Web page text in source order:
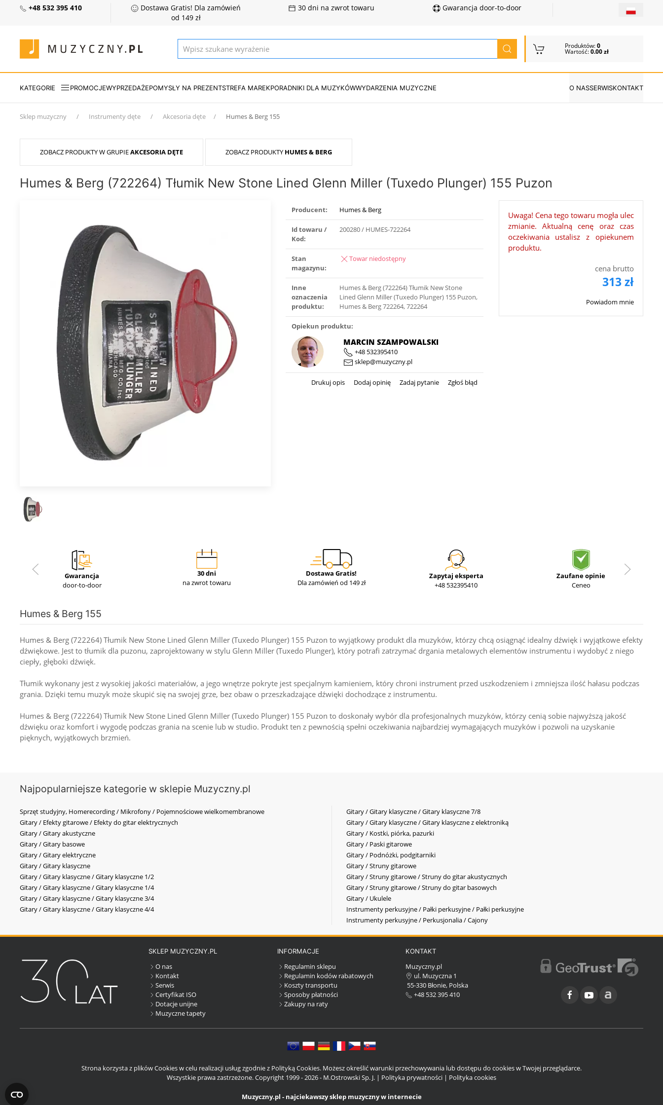
+48 532 395 410
Dostawa Gratis! Dla zamówień
od 149 zł
30 dni na zwrot towaru Gwarancja door-to-door
Produktów:0
Wartość:0.00 zł
KATEGORIE PROMOCJEWYPRZEDAŻEPOMYSŁY NA PREZENTSTREFA MAREKPORADNIKI DLA MUZYKÓWWYDARZENIA MUZYCZNE O NASSERWISKONTAKT
Sklep muzyczny Instrumenty dęte Akcesoria dęte Humes & Berg 155
ZOBACZ PRODUKTY W GRUPIEAKCESORIA DĘTE ZOBACZ PRODUKTY HUMES & BERG
Humes & Berg (722264) Tłumik New Stone Lined Glenn Miller (Tuxedo Plunger) 155 Puzon
Producent: Humes & Berg
Id towaru /
Kod:
200280 / HUMES-722264
Stan
magazynu:
Towar niedostępny
Inne
oznaczenia
produktu:
Humes & Berg (722264) Tłumik New Stone
Lined Glenn Miller (Tuxedo Plunger) 155 Puzon,
Humes & Berg 722264, 722264
Opiekun produktu:
MARCIN SZAMPOWALSKI
+48 532395410
sklep@muzyczny.pl
Drukuj opis Dodaj opinię Zadaj pytanie Zgłoś błąd
Uwaga! Cena tego towaru mogła ulec
zmianie. Aktualną cenę oraz czas
oczekiwania ustalisz z opiekunem
produktu.
cena brutto
313 zł
Powiadom mnie
Gwarancja
door-to-door
30 dni
na zwrot towaru
Dostawa Gratis!
Dla zamówień od 149 zł
Zapytaj eksperta
+48 532395410
Zaufane opinie
Ceneo
Humes & Berg 155
Humes & Berg (722264) Tłumik New Stone Lined Glenn Miller (Tuxedo Plunger) 155 Puzon to wyjątkowy produkt dla muzyków, którzy chcą osiągnąć idealny dźwięk i wyjątkowe efekty
dźwiękowe. Jest to tłumik dla puzonu, zaprojektowany w stylu Glenn Miller (Tuxedo Plunger), który potrafi zatrzymać drgania metalowych elementów instrumentu i wydobyć z niego
ciepły, głęboki dźwięk.
Tłumik wykonany jest z wysokiej jakości materiałów, a jego wnętrze pokryte jest specjalnym kamieniem, który chroni instrument przed uszkodzeniem i zmniejsza ilość hałasu podczas
grania. Dzięki temu muzyk może skupić się na swojej grze, bez obaw o przeszkadzające dźwięki dochodzące z instrumentu.
Humes & Berg (722264) Tłumik New Stone Lined Glenn Miller (Tuxedo Plunger) 155 Puzon to doskonały wybór dla profesjonalnych muzyków, którzy cenią sobie najwyższą jakość
dźwięku oraz komfort i wygodę podczas grania na scenie lub w studio. Produkt ten z pewnością spełni oczekiwania najbardziej wymagających muzyków i pozwoli na uzyskanie
pięknych, wyjątkowych brzmień.
Najpopularniejsze kategorie w sklepie Muzyczny.pl
Sprzęt studyjny, Homerecording / Mikrofony / Pojemnościowe wielkomembranowe
Gitary / Efekty gitarowe / Efekty do gitar elektrycznych
Gitary / Gitary akustyczne
Gitary / Gitary basowe
Gitary / Gitary elektryczne
Gitary / Gitary klasyczne
Gitary / Gitary klasyczne / Gitary klasyczne 1/2
Gitary / Gitary klasyczne / Gitary klasyczne 1/4
Gitary / Gitary klasyczne / Gitary klasyczne 3/4
Gitary / Gitary klasyczne / Gitary klasyczne 4/4
Gitary / Gitary klasyczne / Gitary klasyczne 7/8
Gitary / Gitary klasyczne / Gitary klasyczne z elektroniką
Gitary / Kostki, piórka, pazurki
Gitary / Paski gitarowe
Gitary / Podnóżki, podgitarniki
Gitary / Struny gitarowe
Gitary / Struny gitarowe / Struny do gitar akustycznych
Gitary / Struny gitarowe / Struny do gitar basowych
Gitary / Ukulele
Instrumenty perkusyjne / Pałki perkusyjne / Pałki perkusyjne
Instrumenty perkusyjne / Perkusjonalia / Cajony
SKLEP MUZYCZNY.PL
O nas
Kontakt
Serwis
Certyfikat ISO
Dotacje unijne
Muzyczne tapety
INFORMACJE
Regulamin sklepu
Regulamin kodów rabatowych
Koszty transportu
Sposoby płatności
Zakupy na raty
KONTAKT
Muzyczny.pl
ul. Muzyczna 1
55-330 Błonie, Polska
+48 532 395 410
Strona korzysta z plików Cookies w celu realizacji usług zgodnie z Polityką Cookies. Możesz określić warunki przechowywania lub dostępu do cookies w Twojej przeglądarce.
Wszystkie prawa zastrzeżone. Copyright 1999 - 2026 - M.Ostrowski Sp. J. | Polityka prywatności | Polityka cookies
Muzyczny.pl - najciekawszy sklep muzyczny w internecie